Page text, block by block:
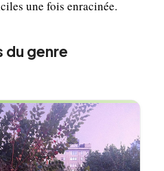
une fois enracinée.
du genre